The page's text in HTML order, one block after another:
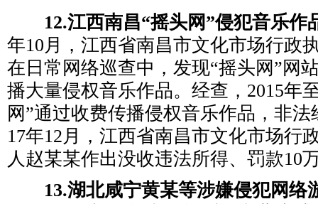
12.江西南昌“摇头网”侵犯音乐作
年10月，江西省南昌市文化市场行政
在日常网络巡查中，发现“摇头网”网
播大量侵权音乐作品。经查，2015年
网”通过收费传播侵权音乐作品，非法
17年12月，江西省南昌市文化市场行
人赵某某作出没收违法所得、罚款10
13.湖北咸宁黄某等涉嫌侵犯网络